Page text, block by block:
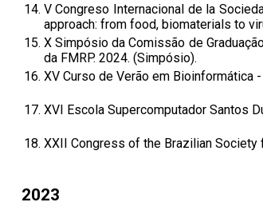
14. V Congreso Internacional de la
approach: from food, biomaterials to
15. X Simpósio da Comissão de
da FMRP. 2024. (Simpósio).
16. XV Curso de Verão em Bioinformática
17. XVI Escola Supercomputador Santos
18. XXII Congress of the Brazilian Society
2023